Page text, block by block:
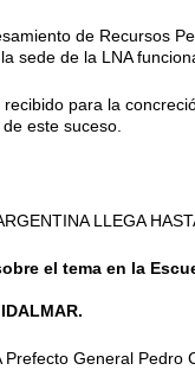
de Recursos
sede de la LNA
para la
este suceso.
LLEGA
el tema en la
General